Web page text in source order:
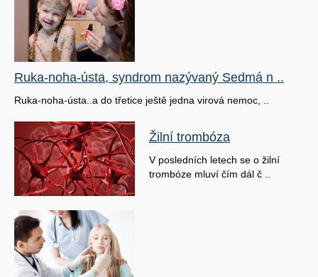
Ruka-noha-ústa, syndrom nazývaný Sedmá n ..
Ruka-noha-ústa..a do třetice ještě jedna virová nemoc, ..
Žilní trombóza
V posledních letech se o žilní
trombóze mluví čím dál č ..